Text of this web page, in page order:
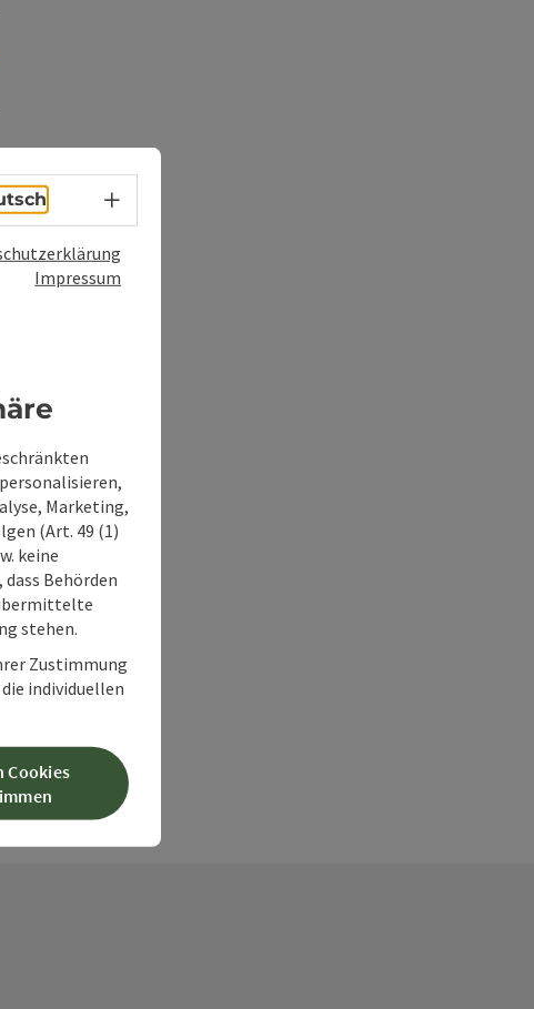
Sprachwahl - Menü öffnen
Impressum
Marketing,
(Art. 49 (1)
keine
Behörden
stehen.
Zustimmung
individuellen
Cookies